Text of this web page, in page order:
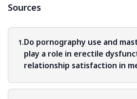
Sources
1.Do pornography use and
play a role in erectile
relationship satisfaction in